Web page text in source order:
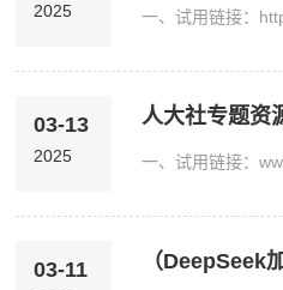
2025
03-13
2025
人大社专题资
03-11